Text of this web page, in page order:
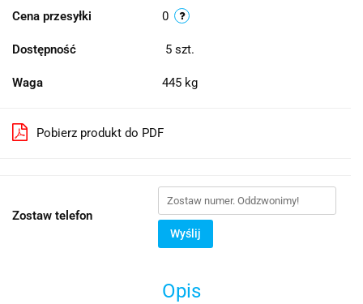
Cena przesyłki 0
Dostępność 5 szt.
Waga 445 kg
Pobierz produkt do PDF
Zostaw telefon
Wyślij
Opis